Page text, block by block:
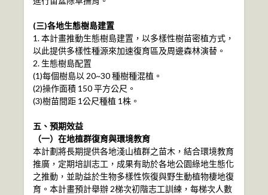
(三)各地生態樹島建置
1. 本計畫推動生態樹島建置，以多樣性樹苗密植方式，
以此提供多樣性種源來加速復育區及周邊森林演替。
2. 生態樹島配置
(1)每個樹島以 20~30 種樹種混植。
(2)操作面積 150 平方公尺。
(3)樹苗間距 1公尺種植 1株。
五、預期效益
（一）在地植群復育與環境教育
本計劃將長期提供各地淺山植群之苗木，結合環境教育
推廣，定期培訓志工，成果有助於各地公園綠地生態化
之推動，並助益於生物多樣性恢復與野生動植物棲地復
育。本計畫預計舉辦 2梯次初階志工訓練，每梯次人數